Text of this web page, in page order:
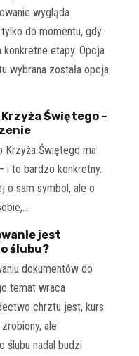
wygląda
do momentu, gdy
konkretne etapy. Opcja
wybrana została opcja
Świętego –
Krzyża Świętego ma
i to bardzo konkretny.
o sam symbol, ale o
jest
ślubu?
dokumentów do
temat wraca
chrztu jest, kurs
ale
ślubu nadal budzi